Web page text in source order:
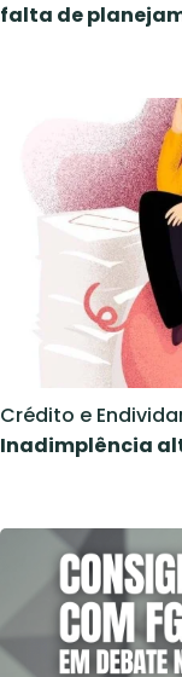
falta de
Crédito e
Inadimplência